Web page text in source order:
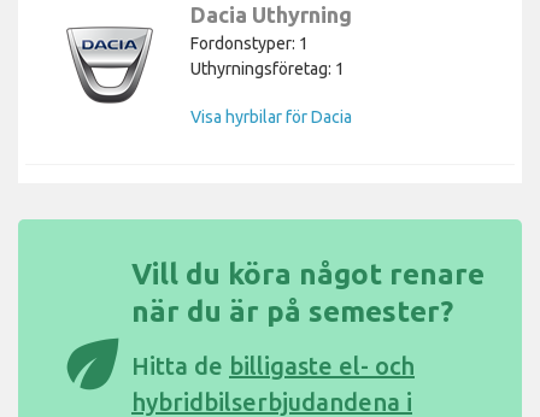
Dacia Uthyrning
Fordonstyper: 1
Uthyrningsföretag: 1
Visa hyrbilar för Dacia
eco
Vill du köra något renare
när du är på semester?
Hitta de billigaste el- och
hybridbilserbjudandena i